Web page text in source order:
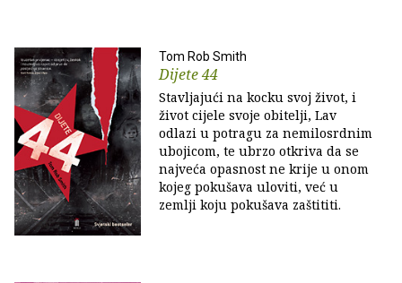
Tom Rob Smith
Dijete 44
Stavljajući na kocku svoj život, i
život cijele svoje obitelji, Lav
odlazi u potragu za nemilosrdnim
ubojicom, te ubrzo otkriva da se
najveća opasnost ne krije u onom
kojeg pokušava uloviti, već u
zemlji koju pokušava zaštititi.